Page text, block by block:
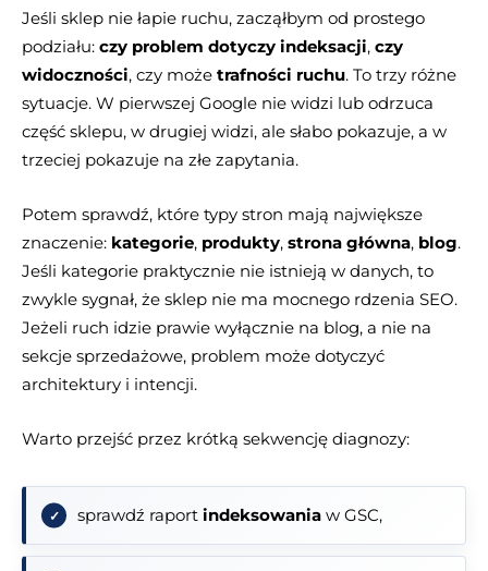
Jeśli sklep nie łapie ruchu, zacząłbym od prostego
podziału: czy problem dotyczy indeksacji, czy
widoczności, czy może trafności ruchu. To trzy różne
sytuacje. W pierwszej Google nie widzi lub odrzuca
część sklepu, w drugiej widzi, ale słabo pokazuje, a w
trzeciej pokazuje na złe zapytania.
Potem sprawdź, które typy stron mają największe
znaczenie: kategorie, produkty, strona główna, blog.
Jeśli kategorie praktycznie nie istnieją w danych, to
zwykle sygnał, że sklep nie ma mocnego rdzenia SEO.
Jeżeli ruch idzie prawie wyłącznie na blog, a nie na
sekcje sprzedażowe, problem może dotyczyć
architektury i intencji.
Warto przejść przez krótką sekwencję diagnozy:
sprawdź raport indeksowania w GSC,